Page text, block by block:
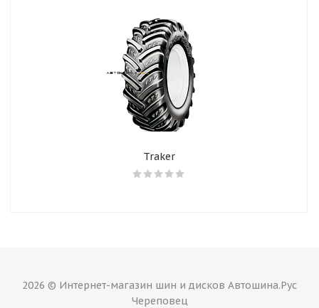
Traker
2026 © Интернет-магазин шин и дисков Автошина.Рус
Череповец